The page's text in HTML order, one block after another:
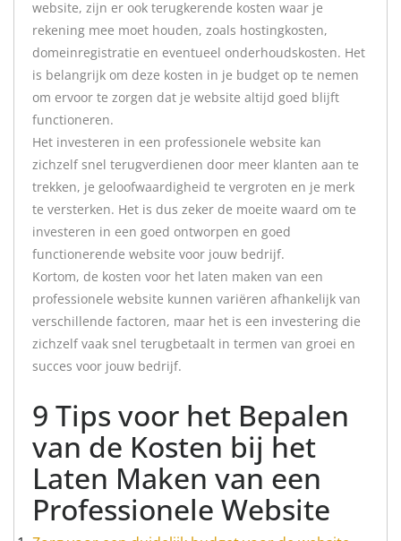
website, zijn er ook terugkerende kosten waar je
rekening mee moet houden, zoals hostingkosten,
domeinregistratie en eventueel onderhoudskosten. Het
is belangrijk om deze kosten in je budget op te nemen
om ervoor te zorgen dat je website altijd goed blijft
functioneren.
Het investeren in een professionele website kan
zichzelf snel terugverdienen door meer klanten aan te
trekken, je geloofwaardigheid te vergroten en je merk
te versterken. Het is dus zeker de moeite waard om te
investeren in een goed ontworpen en goed
functionerende website voor jouw bedrijf.
Kortom, de kosten voor het laten maken van een
professionele website kunnen variëren afhankelijk van
verschillende factoren, maar het is een investering die
zichzelf vaak snel terugbetaalt in termen van groei en
succes voor jouw bedrijf.
9 Tips voor het Bepalen
van de Kosten bij het
Laten Maken van een
Professionele Website